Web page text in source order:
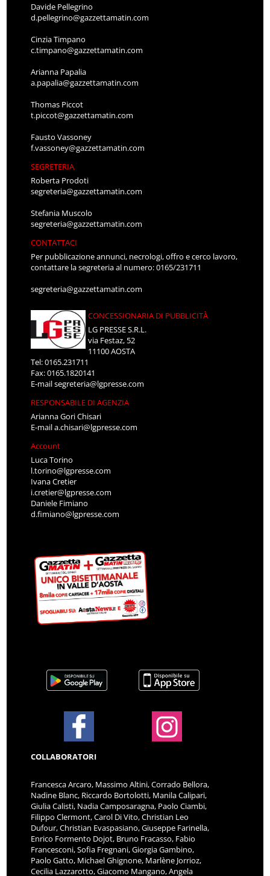
Davide Pellegrino
d.pellegrino@gazzettamatin.com
Cinzia Timpano
c.timpano@gazzettamatin.com
Arianna Papalia
a.papalia@gazzettamatin.com
Thomas Piccot
t.piccot@gazzettamatin.com
Fausto Vassoney
f.vassoney@gazzettamatin.com
SEGRETERIA
Roberta Prodoti
segreteria@gazzettamatin.com
Stefania Muscolo
segreteria@gazzettamatin.com
CONTATTACI
Per pubblicazione annunci, necrologi, offro e cerco lavoro,
contattare la segreteria al numero: 0165/231711
segreteria@gazzettamatin.com
CONCESSIONARIA DI PUBBLICITÀ
LG PRESSE S.R.L.
via Festaz, 52
11100 AOSTA
Tel: 0165.231711
Fax: 0165.1820141
E-mailsegreteria@lgpresse.com
RESPONSABILE DI AGENZIA
Arianna Gori Chisari
E-maila.chisari@lgpresse.com
Account
Luca Torino
l.torino@lgpresse.com
Ivana Cretier
i.cretier@lgpresse.com
Daniele Fimiano
d.fimiano@lgpresse.com
COLLABORATORI
Francesca Arcaro, Massimo Altini, Corrado Bellora,
Nadine Blanc, Riccardo Bortolotti, Manila Calipari,
Giulia Calisti, Nadia Camposaragna, Paolo Ciambi,
Filippo Clermont, Carol Di Vito, Christian Leo
Dufour, Christian Evaspasiano, Giuseppe Farinella,
Enrico Formento Dojot, Bruno Fracasso, Fabio
Francesconi, Sofia Fregnani, Giorgia Gambino,
Paolo Gatto, Michael Ghignone, Marlène Jorrioz,
Cecilia Lazzarotto, Giacomo Mangano, Angela